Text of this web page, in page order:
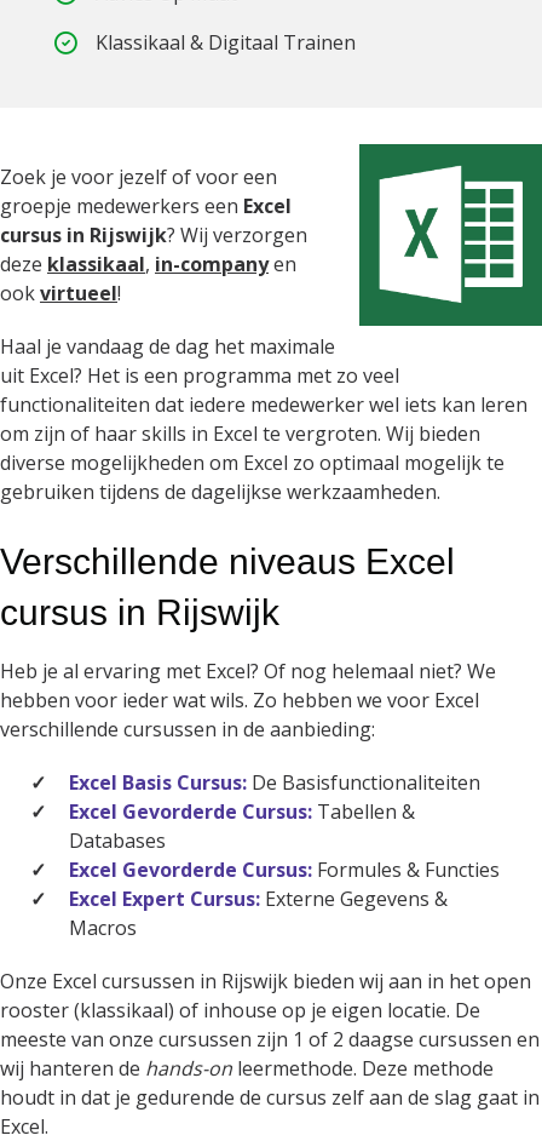
Klassikaal & Digitaal Trainen
Zoek je voor jezelf of voor een
groepje medewerkers een Excel
cursus in Rijswijk? Wij verzorgen
deze klassikaal, in-companyen
ookvirtueel!
Haal je vandaag de dag het maximale
uit Excel? Het is een programma met zo veel
functionaliteiten dat iedere medewerker wel iets kan leren
om zijn of haar skills in Excel te vergroten. Wij bieden
diverse mogelijkheden om Excel zo optimaal mogelijk te
gebruiken tijdens de dagelijkse werkzaamheden.
Verschillende niveaus Excel
cursus in Rijswijk
Heb je al ervaring met Excel? Of nog helemaal niet? We
hebben voor ieder wat wils. Zo hebben we voor Excel
verschillende cursussen in de aanbieding:
Excel Basis Cursus: De Basisfunctionaliteiten
Excel Gevorderde Cursus: Tabellen &
Databases
Excel Gevorderde Cursus: Formules & Functies
Excel Expert Cursus: Externe Gegevens &
Macros
Onze Excel cursussen in Rijswijk bieden wij aan in het open
rooster (klassikaal) of inhouse op je eigen locatie. De
meeste van onze cursussen zijn 1 of 2 daagse cursussen en
wij hanteren de hands-on leermethode. Deze methode
houdt in dat je gedurende de cursus zelf aan de slag gaat in
Excel.